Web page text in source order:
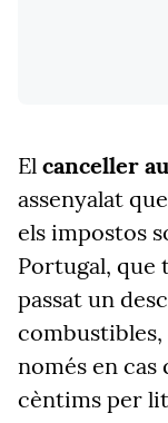
El canceller
assenyalat
els impostos
Portugal, que
passat un
combustibles,
només en cas
cèntims per